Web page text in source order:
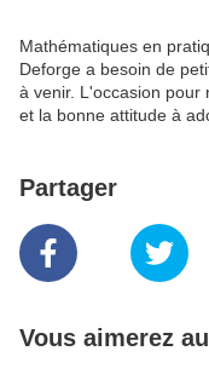
Mathématiques en
Deforge a besoin de
à venir. L'occasion pour
et la bonne attitude à
Partager
Vous aimerez